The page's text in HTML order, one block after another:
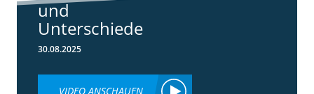
und
Unterschiede
30.08.2025
VIDEO ANSCHAUEN